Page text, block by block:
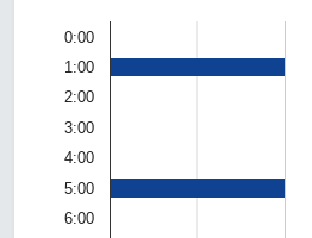
0:00
1:00
2:00
3:00
4:00
5:00
6:00